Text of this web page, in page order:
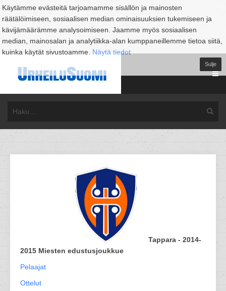
Käytämme evästeitä tarjoamamme sisällön ja mainosten
räätälöimiseen, sosiaalisen median ominaisuuksien tukemiseen ja
kävijämäärämme analysoimiseen. Jaamme myös sosiaalisen
median, mainosalan ja analytiikka-alan kumppaneillemme tietoa siitä,
kuinka käytät sivustoamme. Näytä tiedot
Sulje
Tappara - 2014-
2015 Miesten edustusjoukkue
Pelaajat
Ottelut